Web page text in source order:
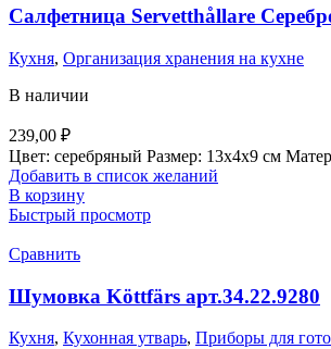
Салфетница Servetthållare
Кухня, Организация хранения на кухне
В наличии
239,00 ₽
Цвет: серебряный Размер: 13х4х9 см
Добавить в список желаний
В корзину
Быстрый просмотр
Сравнить
Шумовка Köttfärs арт.34.22.9280
Кухня, Кухонная утварь, Приборы для